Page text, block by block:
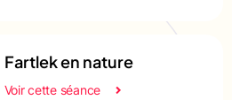
Fartlek en nature
Voir cette séance